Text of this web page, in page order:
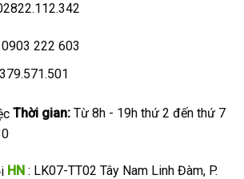
222 603
Thời gian: Từ 8h - 19h thứ 2 đến thứ 7
HN : LK07-TT02 Tây Nam Linh Đàm, P.